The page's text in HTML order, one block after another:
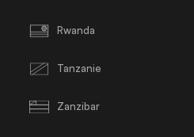
Rwanda
Tanzanie
Zanzibar